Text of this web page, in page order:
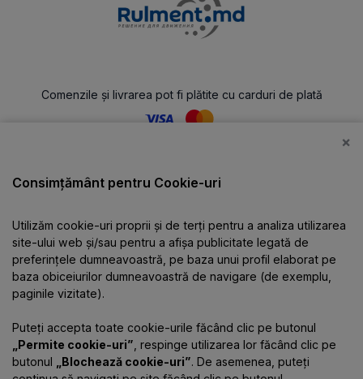
Comenzile și livrarea pot fi plătite cu carduri de plată
Catalog
Despre companie
Informații
Contacte
×
Consimțământ pentru Cookie-uri
Utilizăm cookie-uri proprii și de terți pentru a analiza utilizarea
site-ului web și/sau pentru a afișa publicitate legată de
preferințele dumneavoastră, pe baza unui profil elaborat pe
baza obiceiurilor dumneavoastră de navigare (de exemplu,
paginile vizitate).
Puteți accepta toate cookie-urile făcând clic pe butonul
„Permite cookie-uri” , respinge utilizarea lor făcând clic pe
butonul
„Blochează cookie-uri”. De asemenea, puteți